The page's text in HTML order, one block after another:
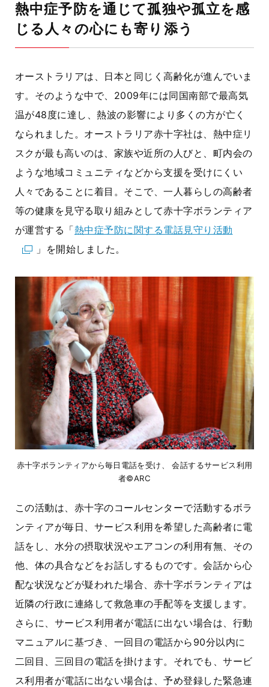
熱中症予防を通じて孤独や孤立を感
じる人々の心にも寄り添う
オーストラリアは、日本と同じく高齢化が進んでいま
す。そのような中で、 2009年には同国南部で最高気
温が48度に達し、熱波の影響により多くの方が亡く
なられました。オーストラリア赤十字社は、熱中症リ
スクが最も高いのは、家族や近所の人びと、町内会の
ような地域コミュニティなどから支援を受けにくい
人々であることに着目。そこで、一人暮らしの高齢者
等の健康を見守る取り組みとして赤十字ボランティア
が運営する「熱中症予防に関する電話見守り活動
」を開始しました。
赤十字ボランティアから毎日電話を受け、 会話するサービス利用
者©ARC
この活動は、赤十字のコールセンターで活動するボラ
ンティアが毎日、サービス利用を希望した高齢者に電
話をし、水分の摂取状況やエアコンの利用有無、その
他、体の具合などをお話しするものです。会話から心
配な状況などが疑われた場合、赤十字ボランティアは
近隣の行政に連絡して救急車の手配等を支援します。
さらに、サービス利用者が電話に出ない場合は、行動
マニュアルに基づき、一回目の電話から 90分以内に
二回目、三回目の電話を掛けます。それでも、サービ
ス利用者が電話に出ない場合は、予め登録した緊急連